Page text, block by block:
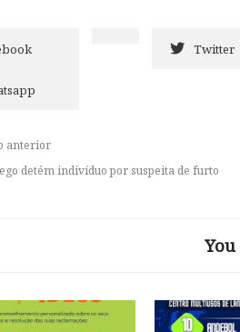
Twitter
anterior
detém indivíduo por suspeita de furto